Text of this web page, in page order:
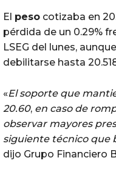
El peso cotizaba en
pérdida de un 0.29%
LSEG del lunes,
debilitarse hasta
«El soporte que
20.60, en caso de
observar mayores
siguiente técnico que
dijo Grupo Financiero